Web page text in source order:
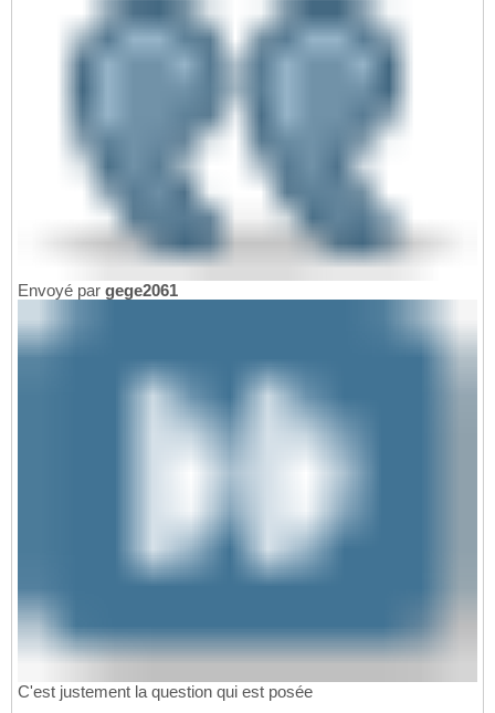
Envoyé par gege2061
C'est justement la question qui est posée